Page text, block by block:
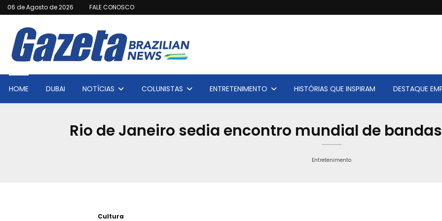
06 de Agosto de 2026 FALE CONOSCO
HOME DUBAI NOTÍCIAS COLUNISTAS ENTRETENIMENTO HISTÓRIAS QUE INSPIRAM DESTAQUE
Rio de Janeiro sedia encontro mundial de
Entretenimento
Cultura